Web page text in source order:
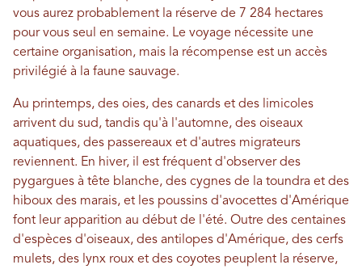
vous aurez probablement la réserve de 7 284 hectares
pour vous seul en semaine. Le voyage nécessite une
certaine organisation, mais la récompense est un accès
privilégié à la faune sauvage.
Au printemps, des oies, des canards et des limicoles
arrivent du sud, tandis qu'à l'automne, des oiseaux
aquatiques, des passereaux et d'autres migrateurs
reviennent. En hiver, il est fréquent d'observer des
pygargues à tête blanche, des cygnes de la toundra et des
hiboux des marais, et les poussins d'avocettes d'Amérique
font leur apparition au début de l'été. Outre des centaines
d'espèces d'oiseaux, des antilopes d'Amérique, des cerfs
mulets, des lynx roux et des coyotes peuplent la réserve,